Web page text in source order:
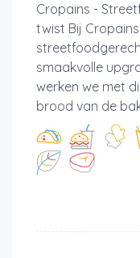
Cropains -
twist Bij
smaakvolle
werken we met
brood van de